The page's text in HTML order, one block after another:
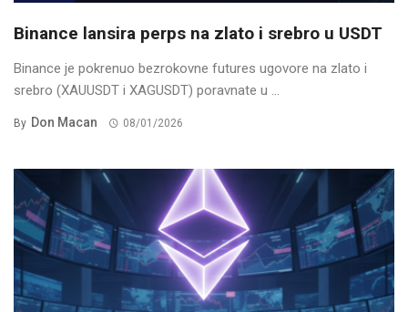
Binance lansira perps na zlato i srebro u USDT
Binance je pokrenuo bezrokovne futures ugovore na zlato i
srebro (XAUUSDT i XAGUSDT) poravnate u ...
By Don Macan 08/01/2026